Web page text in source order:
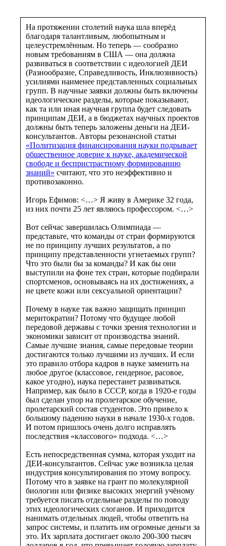
На протяжении столетий наука шла вперёд
благодаря талантливым, любопытным и
целеустремлённым. Но теперь — сообразно
новым требованиям в США — она должна
развиваться в соответствии с идеологией ДЕИ
(Разнообразие, Справедливость, Инклюзивность)
усилиями наименее представленных социальных
групп. В научные заявки должны быть включены
идеологические разделы, которые показывают,
как та или иная научная группа будет следовать
принципам ДЕИ, а в бюджетах научных проектов
должны быть теперь заложены деньги на ДЕИ-
консультантов. Авторы резонансной статьи
«Политизация финансирования науки подрывает
общественное доверие к науке, академической
свободе и беспристрастному формированию
знаний» считают, что это неэффективно и
противозаконно.
Игорь Ефимов: <…> Я живу в Америке 32 года,
из них почти 25 лет являюсь профессором. <…>
Вот сейчас завершилась Олимпиада —
представьте, что команды от стран формируются
не по принципу лучших результатов, а по
принципу представленности угнетаемых групп?
Что это были бы за команды? И как бы они
выступили на фоне тех стран, которые подбирали
спортсменов, основываясь на их достижениях, а
не цвете кожи или сексуальной ориентации?
Почему в науке так важно защищать принцип
меритократии? Потому что будущее любой
передовой державы с точки зрения технологии и
экономики зависит от производства знаний.
Самые лучшие знания, самые передовые теории
достигаются только лучшими из лучших. И если
это правило отбора кадров в науке заменить на
любое другое (классовое, гендерное, расовое,
какое угодно), наука перестанет развиваться.
Например, как было в СССР, когда в 1920-е годы
был сделан упор на пролетарское обучение,
пролетарский состав студентов. Это привело к
большому падению науки в начале 1930-х годов.
И потом пришлось очень долго исправлять
последствия «классового» подхода. <…>
Есть непосредственная сумма, которая уходит на
ДЕИ-консультантов. Сейчас уже возникла целая
индустрия консультирования по этому вопросу.
Потому что в заявке на грант по молекулярной
биологии или физике высоких энергий учёному
требуется писать отдельные разделы по поводу
этих идеологических слоганов. И приходится
нанимать отдельных людей, чтобы ответить на
запрос системы, и платить им огромные деньги за
это. Их зарплата достигает около 200-300 тысяч